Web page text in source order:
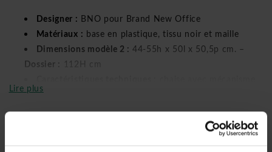
Designer :
BNO pour Brand New Office
Matériaux : base en plastique, tissu noir et maille
Dimensions modèle 2 : 44-55h x 50l x 50,5p cm. –
Dossier :
112H cm
synchrone, réglage automatique du poids, le dossier est
en maille, profondeur et hauteur d'assise sont réglables,
accoudoirs 4-D réglables en hauteur et profondeur,
Lire plus